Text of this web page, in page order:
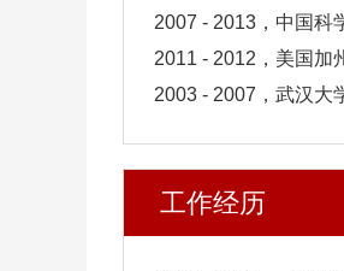
2007 - 2013，中国科
2011 - 2012，美国加
2003 - 2007，武汉大
工作经历